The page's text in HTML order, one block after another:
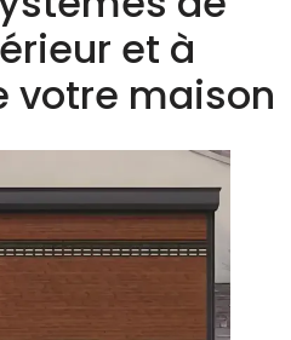
et à
votre maison